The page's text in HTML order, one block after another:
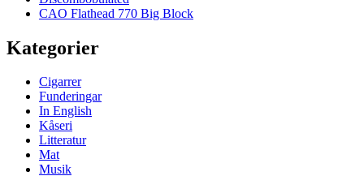
CAO Flathead 770 Big Block
Kategorier
Cigarrer
Funderingar
In English
Kåseri
Litteratur
Mat
Musik